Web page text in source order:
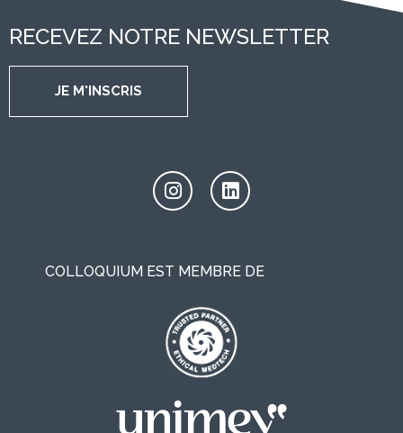
RECEVEZ NOTRE NEWSLETTER
JE M'INSCRIS
COLLOQUIUM EST MEMBRE DE